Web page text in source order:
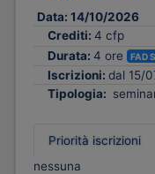
Data: 14/10/2026
Crediti: 4 cfp
Durata: 4 ore FAD
Iscrizioni: dal 15/
Tipologia:
Priorità iscrizioni
nessuna